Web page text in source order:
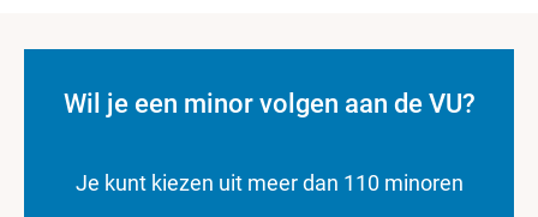
Wil je een minor volgen aan de VU?
Je kunt kiezen uit meer dan 110 minoren